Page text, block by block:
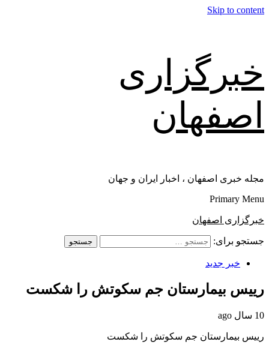
Skip to content
خبرگزاری
اصفهان
مجله خبری اصفهان ، اخبار ایران و جهان
Primary Menu
خبرگزاری اصفهان
جستجو برای:
خبر جدید
رییس بیمارستان جم سکوتش را شکست
10 سال ago
رییس بیمارستان جم سکوتش را شکست